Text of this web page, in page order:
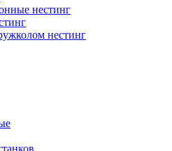
нестинг
нестинг